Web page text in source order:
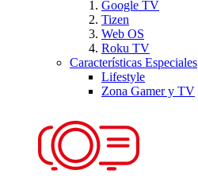
Google TV
Tizen
Web OS
Roku TV
Características Especiales
Lifestyle
Zona Gamer y TV